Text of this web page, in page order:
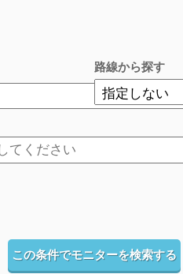
路線から探す
この条件でモニターを検索する